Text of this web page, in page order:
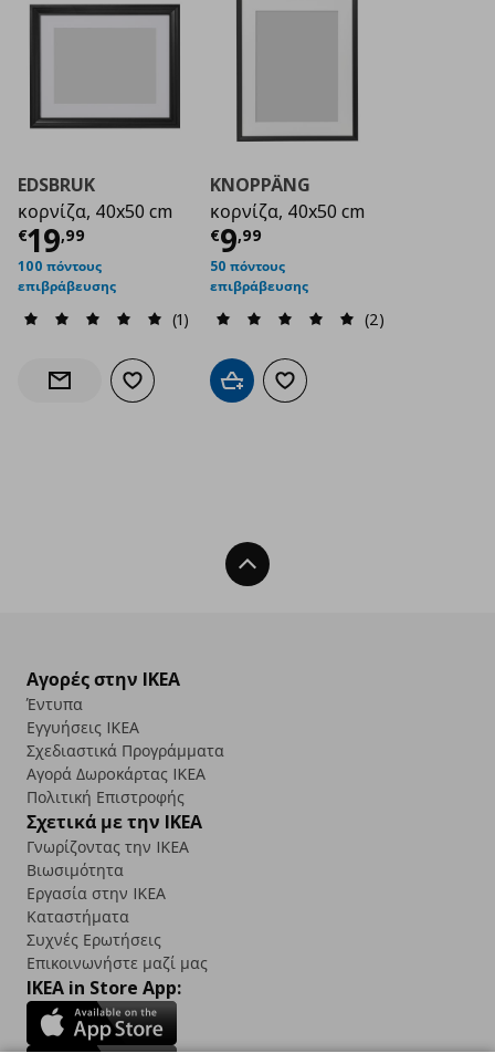
EDSBRUK
κορνίζα, 40x50 cm
€19,99
Τρέχουσα τιμή€ 19,99
100 πόντους
επιβράβευσης
(1)
Ενημέρωση διαθεσιμότητας
Προσθήκη στα αγαπημένα
KNOPPÄNG
κορνίζα, 40x50 cm
€9,99
Τρέχουσα τιμή
50 πόντους
επιβράβευσης
(2)
Προσθήκη στο καλάθι
Προσθήκη στα αγαπημένα
Back To Top
Αγορές στην IKEA
Έντυπα
Εγγυήσεις IKEA
Σχεδιαστικά Προγράμματα
Αγορά Δωρoκάρτας IKEA
Πολιτική Επιστροφής
Σχετικά με την IKEA
Γνωρίζοντας την IKEA
Βιωσιμότητα
Εργασία στην IKEA
Καταστήματα
Συχνές Ερωτήσεις
Επικοινωνήστε μαζί μας
IKEA in Store App: